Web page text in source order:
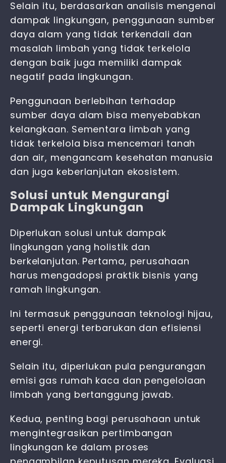
Selain itu, berdasarkan analisis mengenai
dampak lingkungan, penggunaan sumber
daya alam yang tidak terkendali dan
masalah limbah yang tidak terkelola
dengan baik juga memiliki dampak
negatif pada lingkungan.
Penggunaan berlebihan terhadap
sumber daya alam bisa menyebabkan
kelangkaan. Sementara limbah yang
tidak terkelola bisa mencemari tanah
dan air, mengancam kesehatan manusia
dan juga keberlanjutan ekosistem.
Solusi untuk Mengurangi
Dampak Lingkungan
Diperlukan solusi untuk dampak
lingkungan yang holistik dan
berkelanjutan. Pertama, perusahaan
harus mengadopsi praktik bisnis yang
ramah lingkungan.
Ini termasuk penggunaan teknologi hijau,
seperti energi terbarukan dan efisiensi
energi.
Selain itu, diperlukan pula pengurangan
emisi gas rumah kaca dan pengelolaan
limbah yang bertanggung jawab.
Kedua, penting bagi perusahaan untuk
mengintegrasikan pertimbangan
lingkungan ke dalam proses